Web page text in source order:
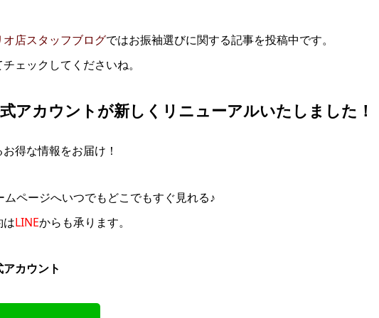
オ店スタッフブログではお振袖選びに関する記事を投稿中です。
ェックしてくださいね。
アカウントが新しくリニューアルいたしました！
得な情報をお届け！
ムページへいつでもどこでもすぐ見れる♪
はLINEからも承ります。
カウント